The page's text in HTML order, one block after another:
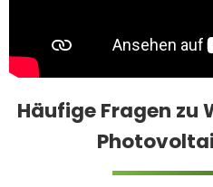
Häufige Fragen zu